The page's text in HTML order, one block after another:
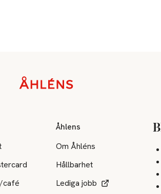
café
Åhlens
Om Åhléns
Hållbarhet
Lediga jobb